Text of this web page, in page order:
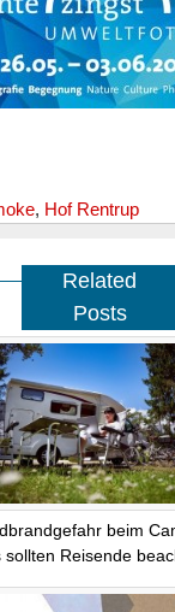
, Hof Rentrup
Related
Posts
beim
sollten Reisende